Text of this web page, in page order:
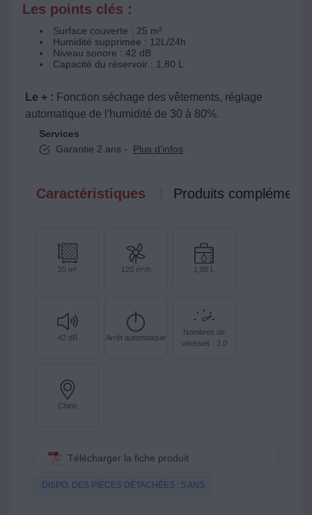
Les points clés :
Surface couverte : 25 m²
Humidité supprimée : 12L/24h
Niveau sonore : 42 dB
Capacité du réservoir : 1,80 L
Le + : Fonction séchage des vêtements, réglage
automatique de l'humidité de 30 à 80%.
Services
Garantie 2 ans -
Plus d'infos
Caractéristiques Produits
25 m² 120 m³/h 1,80 L
42 dB Arrêt automatique
Nombres de
vitesses : 2.0
Chine
Télécharger la fiche produit
DISPO. DES PIÈCES DÉTACHÉES : 5 ANS